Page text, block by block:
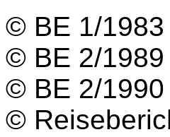
© BE 1/1983
© BE 2/1989
© BE 2/1990
©